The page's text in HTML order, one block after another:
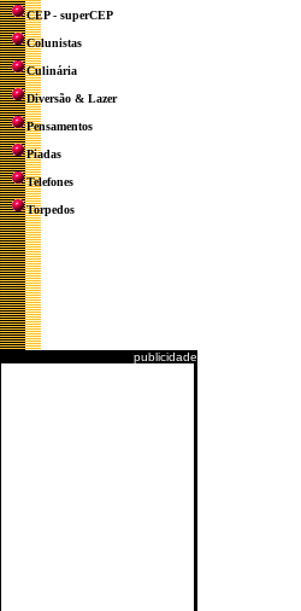
CEP - superCEP
Colunistas
Culinária
Diversão & Lazer
Pensamentos
Piadas
Telefones
Torpedos
publicidade